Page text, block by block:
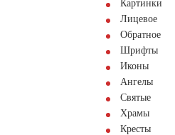
Картинки
Лицевое
Обратное
Шрифты
Иконы
Ангелы
Святые
Храмы
Кресты